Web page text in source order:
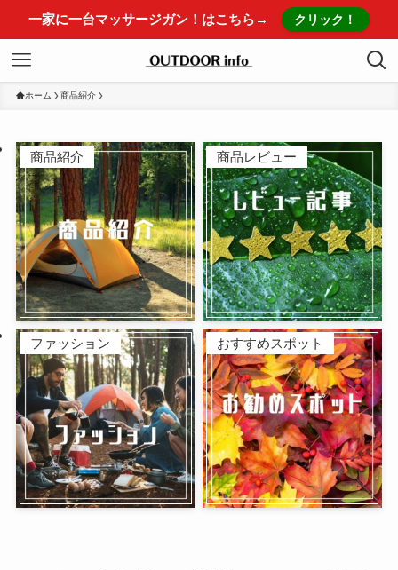
一家に一台マッサージガン！はこちら→ クリック！
ホーム 商品紹介
商品紹介 商品レビュー
ファッション おすすめスポット